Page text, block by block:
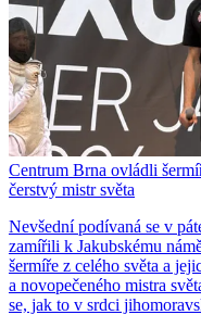
Centrum Brna ovládli
čerstvý mistr světa
Nevšední podívaná se v
zamířili k Jakubskému
šermíře z celého světa a
a novopečeného mistra
se, jak to v srdci